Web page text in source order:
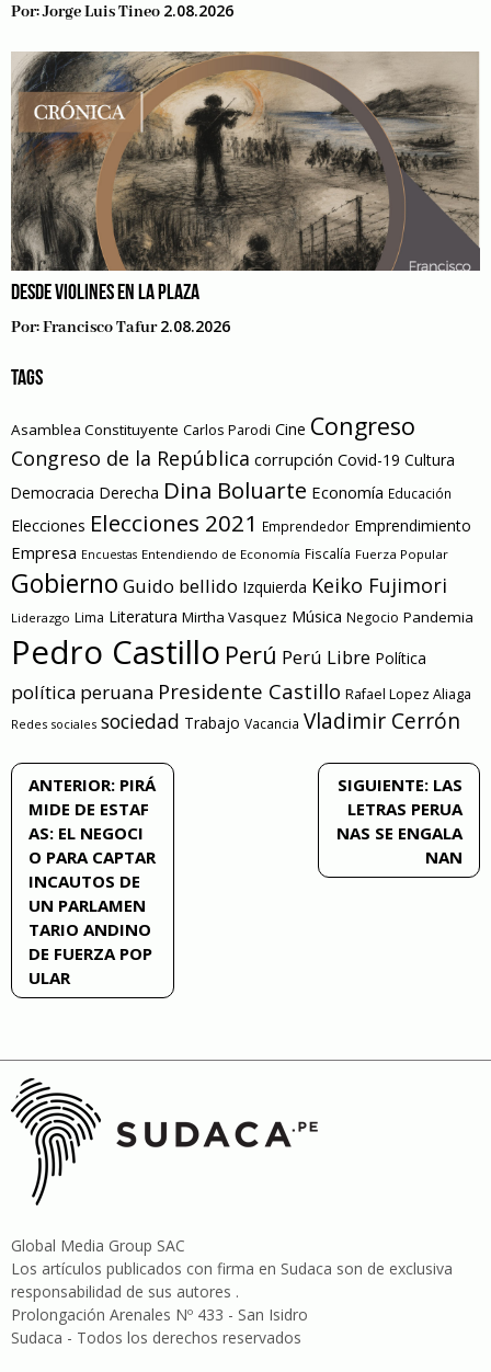
Por:Jorge Luis Tineo 2.08.2026
DESDE VIOLINES EN LA PLAZA
Por:Francisco Tafur 2.08.2026
TAGS
Asamblea Constituyente Carlos Parodi Cine Congreso
Congreso de la República corrupción Covid-19 Cultura
Democracia Derecha Dina Boluarte Economía Educación
Elecciones Elecciones 2021 Emprendedor Emprendimiento
Empresa Encuestas Entendiendo de Economía Fiscalía Fuerza Popular
Gobierno Guido bellido Izquierda Keiko Fujimori
Liderazgo Lima Literatura Mirtha Vasquez Música Negocio Pandemia
Pedro Castillo Perú Perú Libre Política
política peruana Presidente Castillo Rafael Lopez Aliaga
Redes sociales sociedad Trabajo Vacancia Vladimir Cerrón
Navegación
de
entradas
ANTERIOR: PIRÁ
MIDE DE ESTAF
AS: EL NEGOCI
O PARA CAPTAR
INCAUTOS DE
UN PARLAMEN
TARIO ANDINO
DE FUERZA POP
ULAR
SIGUIENTE: LAS
LETRAS PERUA
NAS SE ENGALA
NAN
Global Media Group SAC
Los artículos publicados con firma en Sudaca son de exclusiva
responsabilidad de sus autores .
Prolongación Arenales Nº 433 - San Isidro
Sudaca - Todos los derechos reservados